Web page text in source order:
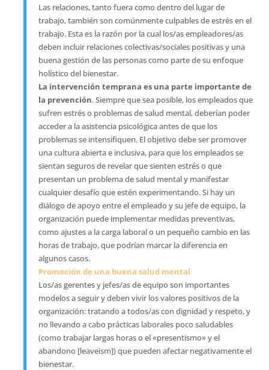
Las relaciones, tanto fuera como dentro del lugar de
trabajo, también son comúnmente culpables de estrés en el
trabajo. Esta es la razón por la cual los/as empleadores/as
deben incluir relaciones colectivas/sociales positivas y una
buena gestión de las personas como parte de su enfoque
holístico del bienestar.
La intervención temprana es una parte importante de
la prevención. Siempre que sea posible, los empleados que
sufren estrés o problemas de salud mental, deberían poder
acceder a la asistencia psicológica antes de que los
problemas se intensifiquen. El objetivo debe ser promover
una cultura abierta e inclusiva, para que los empleados se
sientan seguros de revelar que sienten estrés o que
presentan un problema de salud mental y manifestar
cualquier desafío que estén experimentando. Si hay un
diálogo de apoyo entre el empleado y su jefe de equipo, la
organización puede implementar medidas preventivas,
como ajustes a la carga laboral o un pequeño cambio en las
horas de trabajo, que podrían marcar la diferencia en
algunos casos.
Promoción de una buena salud mental
Los/as gerentes y jefes/as de equipo son importantes
modelos a seguir y deben vivir los valores positivos de la
organización: tratando a todos/as con dignidad y respeto, y
no llevando a cabo prácticas laborales poco saludables
(como trabajar largas horas o el «presentismo» y el
abandono [leaveism]) que pueden afectar negativamente el
bienestar.